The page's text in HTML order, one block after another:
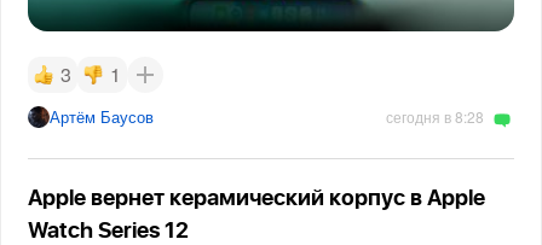
3 1
Артём Баусов сегодня в 8:28
Apple вернет керамический корпус в Apple
Watch Series 12